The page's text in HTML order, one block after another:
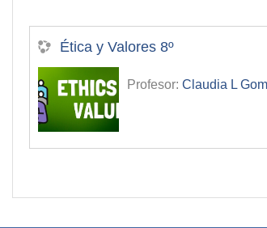
Ética y Valores 8º
Profesor: Claudia L